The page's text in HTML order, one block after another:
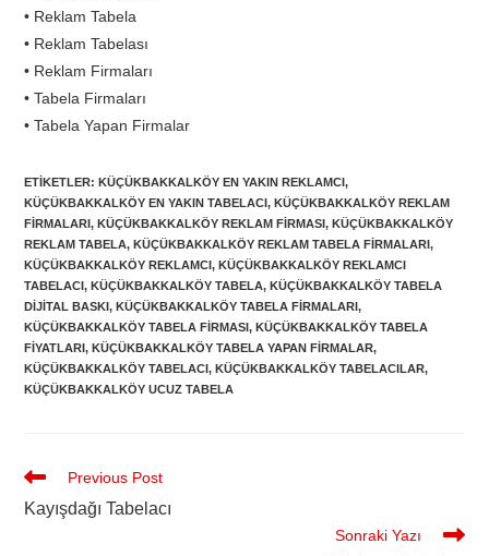
• Reklam Tabela
• Reklam Tabelası
• Reklam Firmaları
• Tabela Firmaları
• Tabela Yapan Firmalar
ETIKETLER:KÜÇÜKBAKKALKÖY EN YAKIN REKLAMCI,
KÜÇÜKBAKKALKÖY EN YAKIN TABELACI, KÜÇÜKBAKKALKÖY REKLAM
FIRMALARI, KÜÇÜKBAKKALKÖY REKLAM FIRMASI, KÜÇÜKBAKKALKÖY
REKLAM TABELA, KÜÇÜKBAKKALKÖY REKLAM TABELA FIRMALARI,
KÜÇÜKBAKKALKÖY REKLAMCI, KÜÇÜKBAKKALKÖY REKLAMCI
TABELACI, KÜÇÜKBAKKALKÖY TABELA, KÜÇÜKBAKKALKÖY TABELA
DIJITAL BASKI, KÜÇÜKBAKKALKÖY TABELA FIRMALARI,
KÜÇÜKBAKKALKÖY TABELA FIRMASI, KÜÇÜKBAKKALKÖY TABELA
FIYATLARI, KÜÇÜKBAKKALKÖY TABELA YAPAN FIRMALAR,
KÜÇÜKBAKKALKÖY TABELACI, KÜÇÜKBAKKALKÖY TABELACILAR,
KÜÇÜKBAKKALKÖY UCUZ TABELA
Previous Post
Kayışdağı Tabelacı
Sonraki Yazı